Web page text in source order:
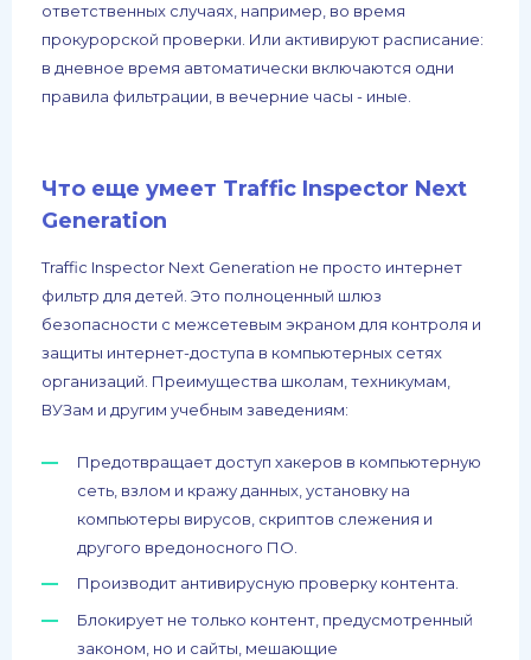
ответственных случаях, например, во время
прокурорской проверки. Или активируют расписание:
в дневное время автоматически включаются одни
правила фильтрации, в вечерние часы - иные.
Что еще умеет Traffic Inspector Next
Generation
Traffic Inspector Next Generation не просто интернет
фильтр для детей. Это полноценный шлюз
безопасности с межсетевым экраном для контроля и
защиты интернет-доступа в компьютерных сетях
организаций. Преимущества школам, техникумам,
ВУЗам и другим учебным заведениям:
Предотвращает доступ хакеров в компьютерную
сеть, взлом и кражу данных, установку на
компьютеры вирусов, скриптов слежения и
другого вредоносного ПО.
Производит антивирусную проверку контента.
Блокирует не только контент, предусмотренный
законом, но и сайты, мешающие